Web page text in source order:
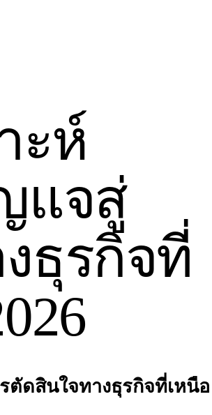
ะห์
แจสู่
ธุรกิจที่
ดสินใจทางธุรกิจที่เหนือ